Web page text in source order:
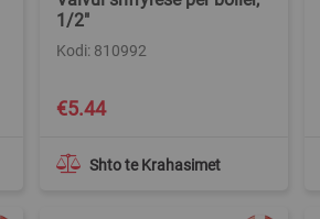
1/2"
Kodi: 810992
Shto te Krahasimet
€5.44